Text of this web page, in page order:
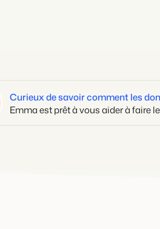
Curieux de savoir comment les
Emma est prêt à vous aider à faire